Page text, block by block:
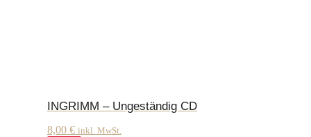
INGRIMM – Ungeständig CD
8,00 € inkl. MwSt.